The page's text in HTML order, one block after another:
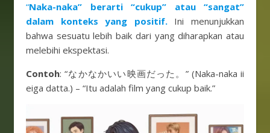
“Naka-naka” berarti “cukup” atau “sangat”
dalam konteks yang positif.Ini menunjukkan
bahwa sesuatu lebih baik dari yang diharapkan atau
melebihi ekspektasi.
Contoh: “なかなかいい映画だった。” (Naka-naka ii
eiga datta.) – “Itu adalah film yang cukup baik.”